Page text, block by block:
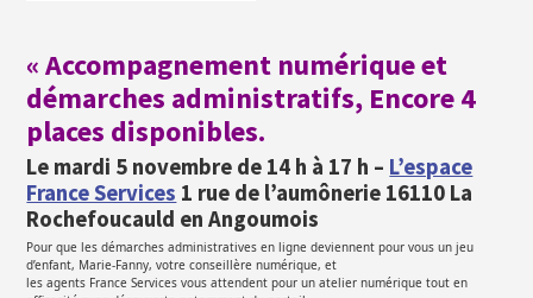
« Accompagnement numérique et
démarches administratifs, Encore 4
places disponibles.
Le mardi 5 novembre de 14 h à 17 h – L’espace
France Services 1 rue de l’aumônerie 16110 La
Rochefoucauld en Angoumois
Pour que les démarches administratives en ligne deviennent pour vous un jeu
d’enfant, Marie-Fanny, votre conseillère numérique, et
les agents France Services vous attendent pour un atelier numérique tout en